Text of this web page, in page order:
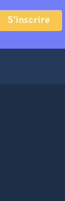
S'inscrire